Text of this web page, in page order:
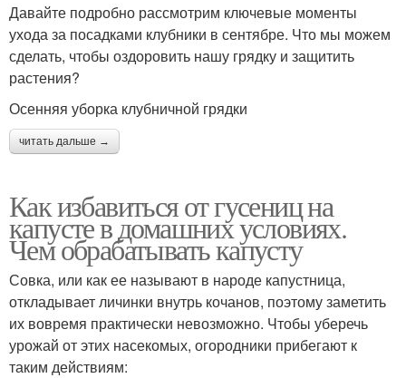
Давайте подробно рассмотрим ключевые моменты
ухода за посадками клубники в сентябре. Что мы можем
сделать, чтобы оздоровить нашу грядку и защитить
растения?
Осенняя уборка клубничной грядки
читать дальше →
Как избавиться от гусениц на
капусте в домашних условиях.
Чем обрабатывать капусту
Совка, или как ее называют в народе капустница,
откладывает личинки внутрь кочанов, поэтому заметить
их вовремя практически невозможно. Чтобы уберечь
урожай от этих насекомых, огородники прибегают к
таким действиям: